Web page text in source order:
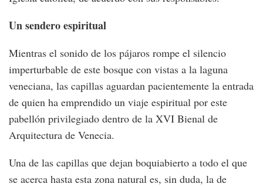
Un sendero espiritual
Mientras el sonido de los pájaros rompe el silencio
imperturbable de este bosque con vistas a la laguna
veneciana, las capillas aguardan pacientemente la entrada
de quien ha emprendido un viaje espiritual por este
pabellón privilegiado dentro de la XVI Bienal de
Arquitectura de Venecia.
Una de las capillas que dejan boquiabierto a todo el que
se acerca hasta esta zona natural es, sin duda, la de